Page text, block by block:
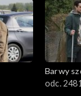
Barwy
odc. 2481